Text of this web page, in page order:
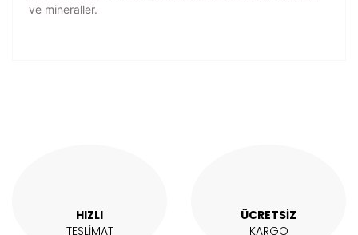
ve mineraller.
Bu ürüne benzer farklı alternatifler olmalı.
HIZLI
TESLİMAT
ÜCRETSİZ
KARGO